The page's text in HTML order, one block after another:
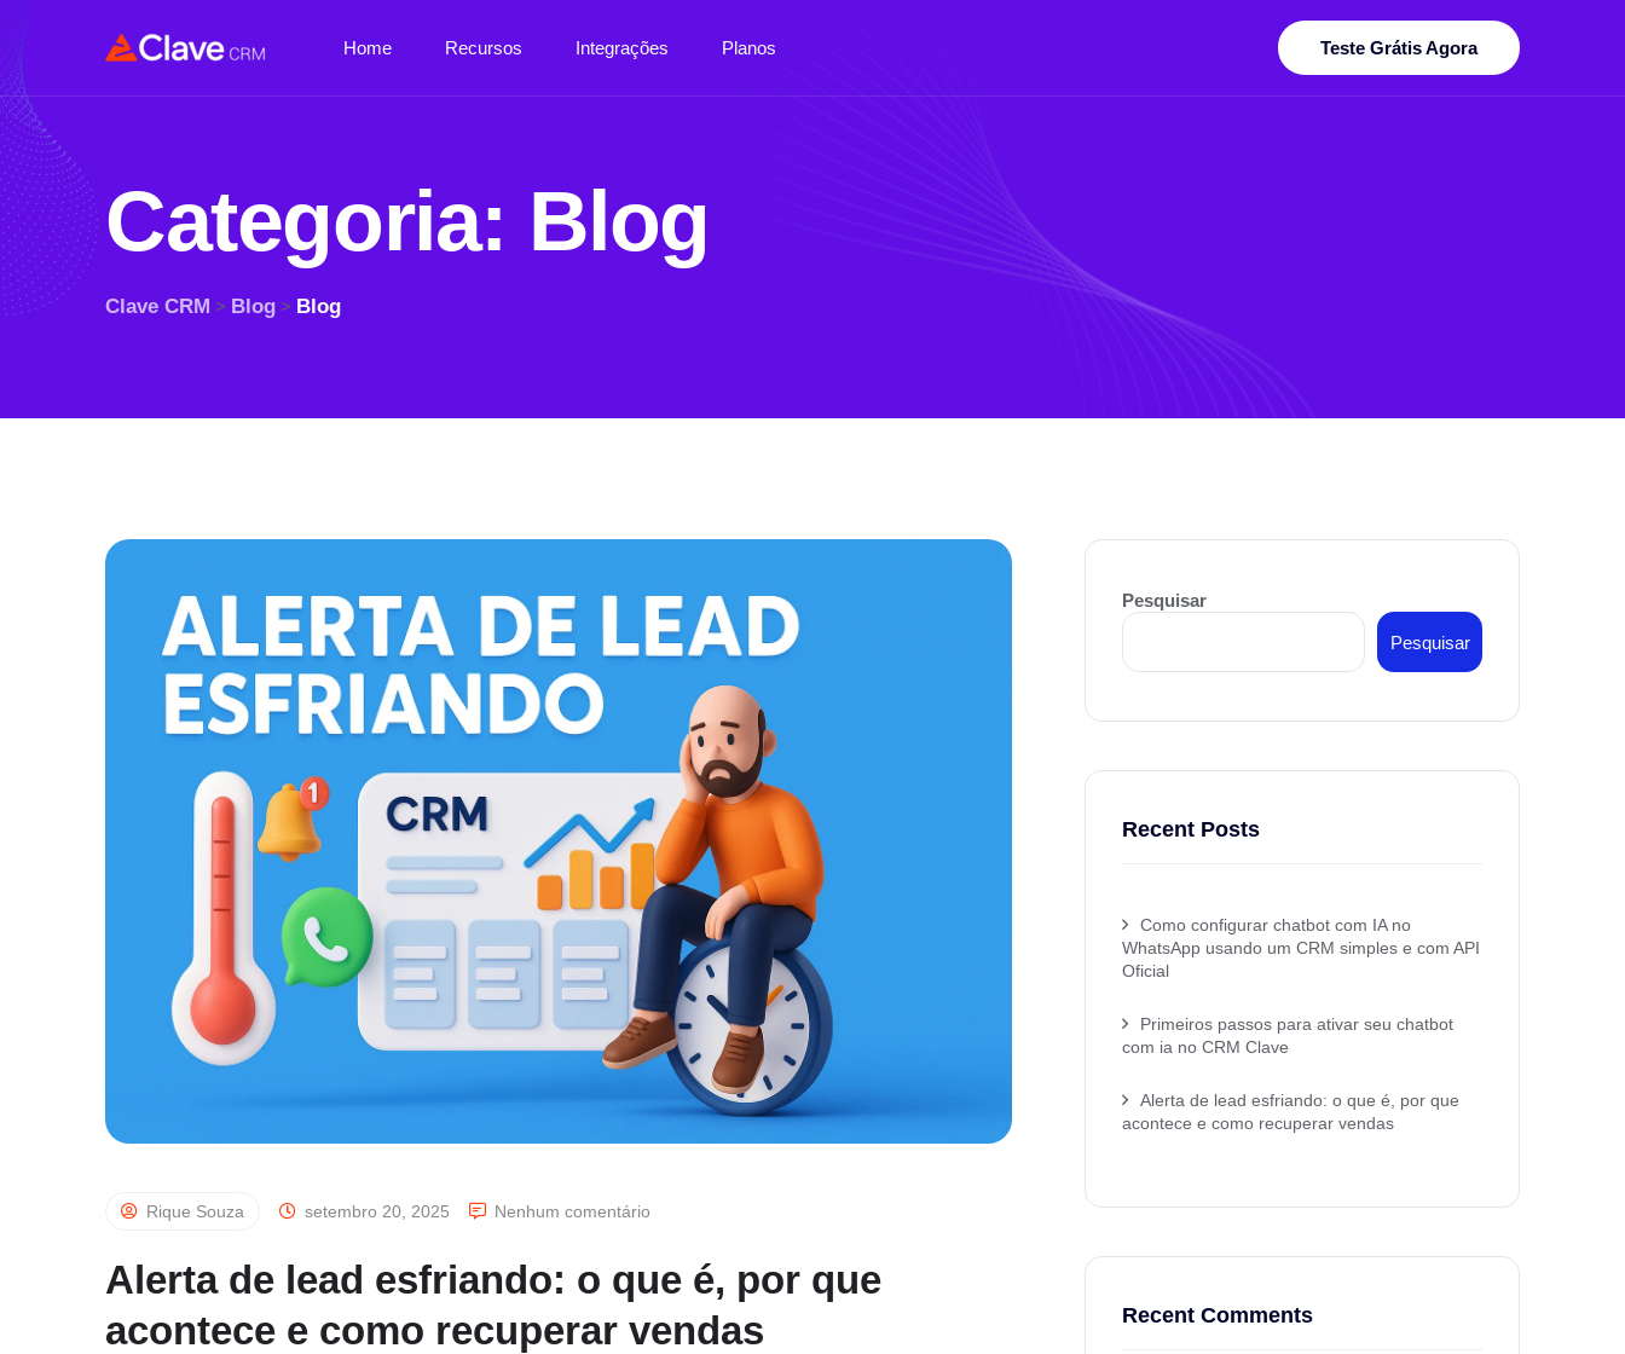
Home Recursos Integrações Planos Teste Grátis Agora
Categoria: Blog
Clave CRM > Blog > Blog
Rique Souza setembro 20, 2025 Nenhum comentário
Alerta de lead esfriando: o que é, por que
acontece e como recuperar vendas
Pesquisar
Pesquisar
Recent Posts
Como configurar chatbot com IA no
WhatsApp usando um CRM simples e com API
Oficial
Primeiros passos para ativar seu chatbot
com ia no CRM Clave
Alerta de lead esfriando: o que é, por que
acontece e como recuperar vendas
Recent Comments